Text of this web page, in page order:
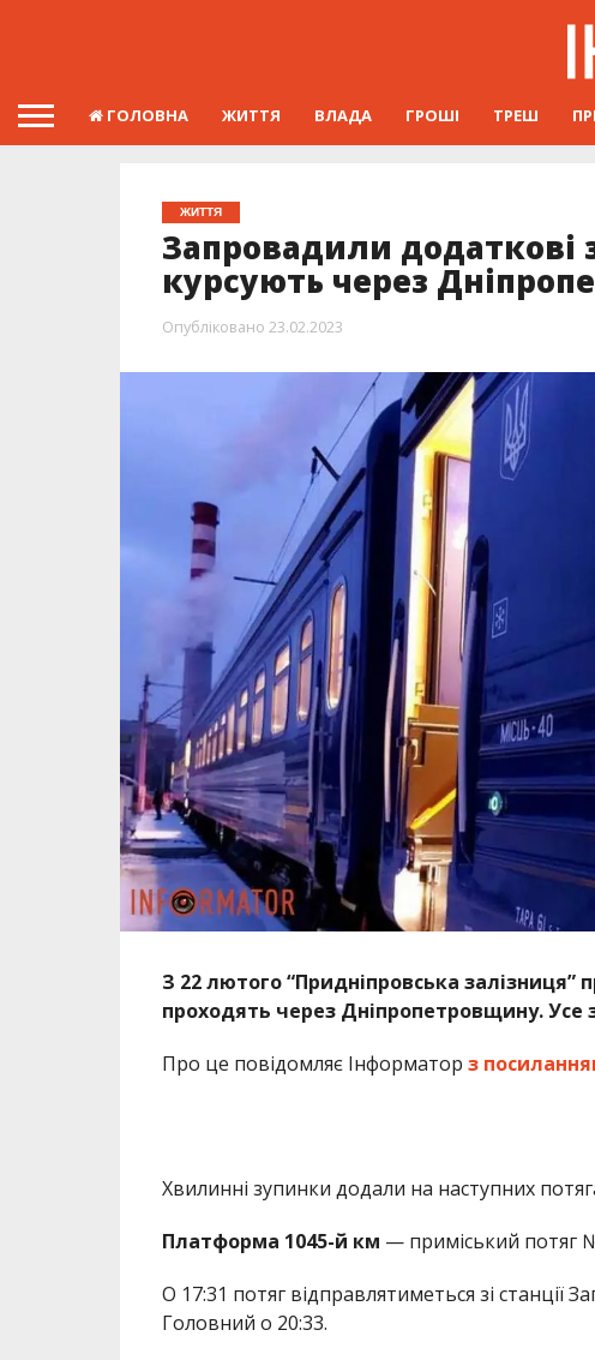
ГОЛОВНА ЖИТТЯ ВЛАДА ГРОШІ ТРЕШ
ЖИТТЯ
Запровадили додаткові
курсують через
Опубліковано 23.02.2023
З 22 лютого “Придніпровська залізниця”
проходять через Дніпропетровщину. Усе
Про це повідомляє Інформатор з
Хвилинні зупинки додали на наступних
Платформа 1045-й км — приміський потяг
О 17:31 потяг відправлятиметься зі станції
Головний о 20:33.